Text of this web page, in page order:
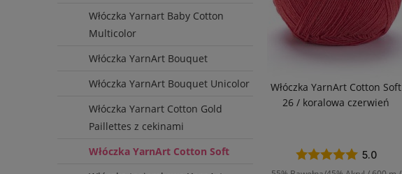
Włóczka Yarnart Baby Cotton
Multicolor
Włóczka YarnArt Bouquet
Włóczka YarnArt Bouquet Unicolor
Włóczka Yarnart Cotton Gold
Paillettes z cekinami
Włóczka YarnArt Cotton Soft
Włóczka YarnArt Cotton Soft
26 / koralowa czerwień
5.0